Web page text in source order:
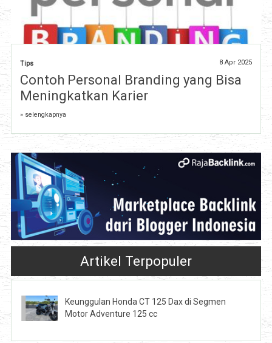
Tips 8 Apr 2025
Contoh Personal Branding yang Bisa
Meningkatkan Karier
» selengkapnya
Artikel Terpopuler
Keunggulan Honda CT 125 Dax di Segmen
Motor Adventure 125 cc